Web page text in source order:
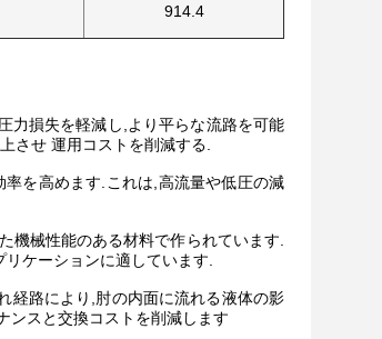
914.4
力損失を軽減し,より平らな流路を可能
させ 運用コストを削減する.
率を高めます.これは,高流量や低圧の減
機械性能のある材料で作られています.
ケーションに適しています.
経路により,肘の内面に流れる液体の影
ンスと交換コストを削減します